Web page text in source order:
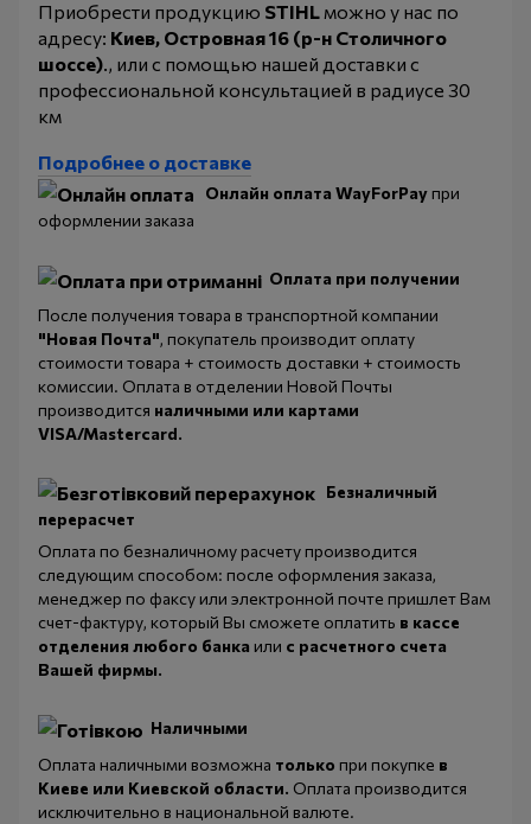
Приобрести продукцию STIHL можно у нас по
адресу: Киев, Островная 16 (р-н Столичного
шоссе) ., или с помощью нашей доставки с
профессиональной консультацией в радиусе 30
км
Подробнее о доставке
Онлайн оплата WayForPayпри
оформлении заказа
Оплата при получении
После получения товара в транспортной компании
"Новая Почта", покупатель производит оплату
стоимости товара + стоимость доставки + стоимость
комиссии. Оплата в отделении Новой Почты
производится наличными или картами
VISA/Mastercard.
Безналичный
перерасчет
Оплата по безналичному расчету производится
следующим способом: после оформления заказа,
менеджер по факсу или электронной почте пришлет Вам
счет-фактуру, который Вы сможете оплатить в кассе
отделения любого банка или с расчетного счета
Вашей фирмы.
Наличными
Оплата наличными возможна только при покупке в
Киеве или Киевской области. Оплата производится
исключительно в национальной валюте.